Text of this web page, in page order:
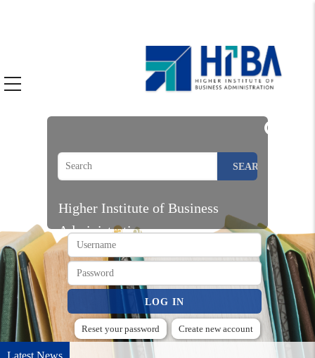
SEARCH
Higher Institute of Business
Administration
Create new account
Reset your password
Latest News